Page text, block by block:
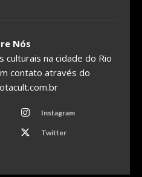
Nós
culturais na cidade do Rio
contato através do
Instagram
Twitter